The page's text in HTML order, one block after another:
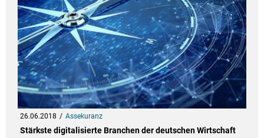
26.06.2018 Assekuranz
Stärkste digitalisierte Branchen der deutschen Wirtschaft